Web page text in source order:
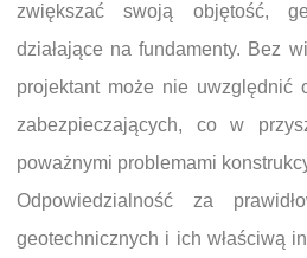
zwiększać swoją objętość,
działające na fundamenty. Bez
projektant może nie uwzględnić
zabezpieczających, co w
poważnymi problemami
Odpowiedzialność za
geotechnicznych i ich właściwą